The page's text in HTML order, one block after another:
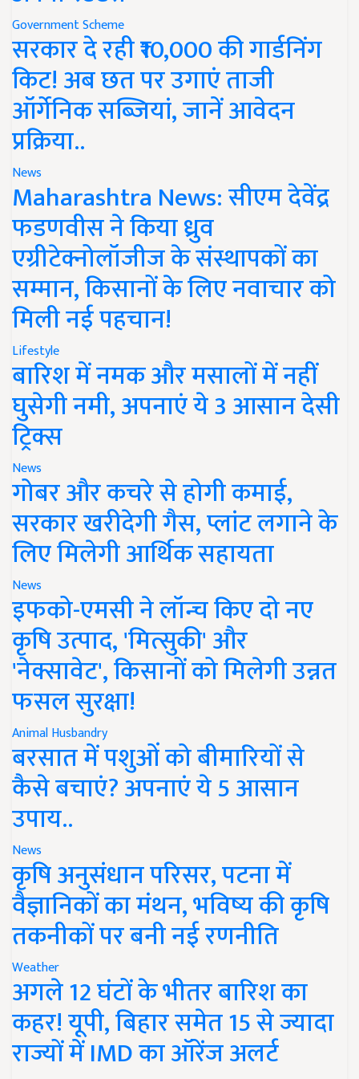
Government Scheme
सरकार दे रही ₹10,000 की गार्डनिंग
किट! अब छत पर उगाएं ताजी
ऑर्गेनिक सब्जियां, जानें आवेदन
प्रक्रिया..
News
Maharashtra News: सीएम देवेंद्र
फडणवीस ने किया ध्रुव
एग्रीटेक्नोलॉजीज के संस्थापकों का
सम्मान, किसानों के लिए नवाचार को
मिली नई पहचान!
Lifestyle
बारिश में नमक और मसालों में नहीं
घुसेगी नमी, अपनाएं ये 3 आसान देसी
ट्रिक्स
News
गोबर और कचरे से होगी कमाई,
सरकार खरीदेगी गैस, प्लांट लगाने के
लिए मिलेगी आर्थिक सहायता
News
इफको-एमसी ने लॉन्च किए दो नए
कृषि उत्पाद, 'मित्सुकी' और
'नेक्सावेट', किसानों को मिलेगी उन्नत
फसल सुरक्षा!
Animal Husbandry
बरसात में पशुओं को बीमारियों से
कैसे बचाएं? अपनाएं ये 5 आसान
उपाय..
News
कृषि अनुसंधान परिसर, पटना में
वैज्ञानिकों का मंथन, भविष्य की कृषि
तकनीकों पर बनी नई रणनीति
Weather
अगले 12 घंटों के भीतर बारिश का
कहर! यूपी, बिहार समेत 15 से ज्यादा
राज्यों में IMD का ऑरेंज अलर्ट